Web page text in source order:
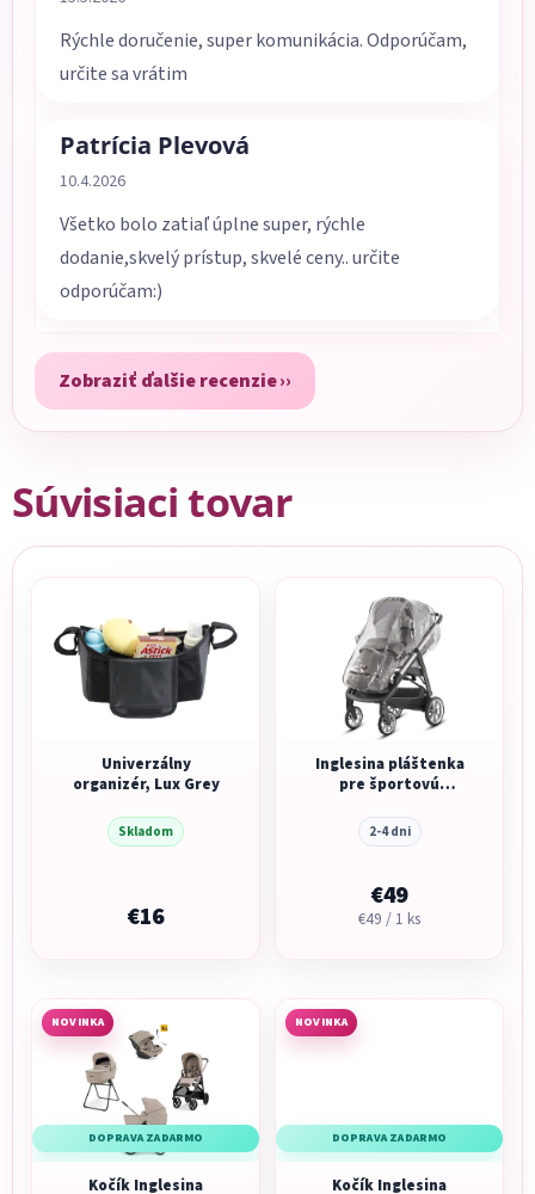
Rýchle doručenie, super komunikácia. Odporúčam,
určite sa vrátim
Patrícia Plevová
Hodnotenie obchodu je 5 z 5 hviezdičiek.
10.4.2026
Všetko bolo zatiaľ úplne super, rýchle
dodanie,skvelý prístup, skvelé ceny.. určite
odporúčam:)
Zobraziť ďalšie recenzie
Súvisiaci tovar
Univerzálny
organizér, Lux Grey
Skladom
€16
Inglesina pláštenka
pre športovú
2-4 dni
€49
Jednotková
€49 / 1 ks
NOVINKA
DOPRAVA ZADARMO
Kočík Inglesina
NOVINKA
DOPRAVA ZADARMO
Kočík Inglesina